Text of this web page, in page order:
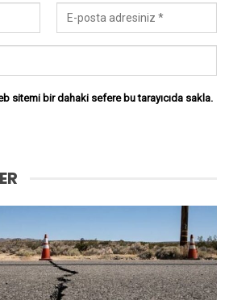
sitemi bir dahaki sefere bu tarayıcıda sakla.